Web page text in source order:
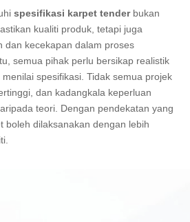
spesifikasi karpet tenderbukan
kualiti produk, tetapi juga
dan kecekapan dalam proses
semua pihak perlu bersikap realistik
spesifikasi. Tidak semua projek
dan kadangkala keperluan
teori. Dengan pendekatan yang
boleh dilaksanakan dengan lebih